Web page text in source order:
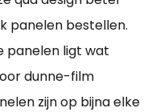
panelen bestellen.
panelen ligt wat
dunne-film
zijn op bijna elke